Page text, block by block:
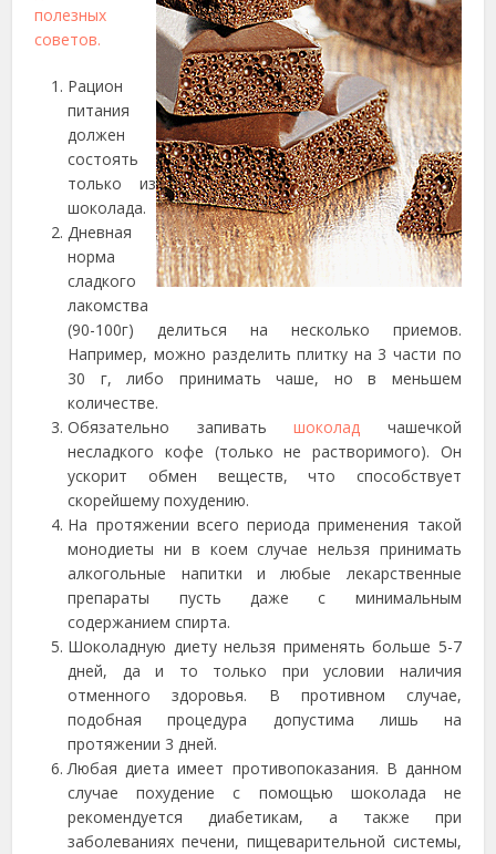
полезных
советов.
Рацион
питания
должен
состоять
только из
шоколада.
Дневная
норма
сладкого
лакомства
(90-100г) делиться на несколько приемов.
Например, можно разделить плитку на 3 части по
30 г, либо принимать чаше, но в меньшем
количестве.
Обязательно запиватьшоколад чашечкой
несладкого кофе (только не растворимого). Он
ускорит обмен веществ, что способствует
скорейшему похудению.
На протяжении всего периода применения такой
монодиеты ни в коем случае нельзя принимать
алкогольные напитки и любые лекарственные
препараты пусть даже с минимальным
содержанием спирта.
Шоколадную диету нельзя применять больше 5-7
дней, да и то только при условии наличия
отменного здоровья. В противном случае,
подобная процедура допустима лишь на
протяжении 3 дней.
Любая диета имеет противопоказания. В данном
случае похудение с помощью шоколада не
рекомендуется диабетикам, а также при
заболеваниях печени, пищеварительной системы,